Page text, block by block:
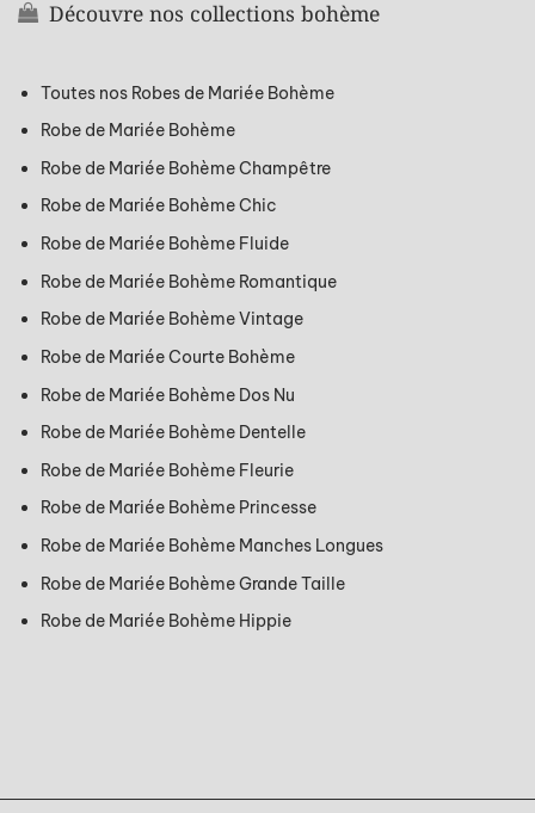
Découvre nos collections bohème
Toutes nos Robes de Mariée Bohème
Robe de Mariée Bohème
Robe de Mariée Bohème Champêtre
Robe de Mariée Bohème Chic
Robe de Mariée Bohème Fluide
Robe de Mariée Bohème Romantique
Robe de Mariée Bohème Vintage
Robe de Mariée Courte Bohème
Robe de Mariée Bohème Dos Nu
Robe de Mariée Bohème Dentelle
Robe de Mariée Bohème Fleurie
Robe de Mariée Bohème Princesse
Robe de Mariée Bohème Manches Longues
Robe de Mariée Bohème Grande Taille
Robe de Mariée Bohème Hippie